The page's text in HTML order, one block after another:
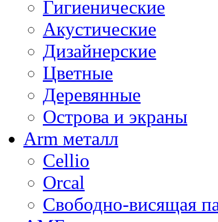
Гигиенические
Акустические
Дизайнерские
Цветные
Деревянные
Острова и экраны
Arm металл
Cellio
Orcal
Свободно-висящая